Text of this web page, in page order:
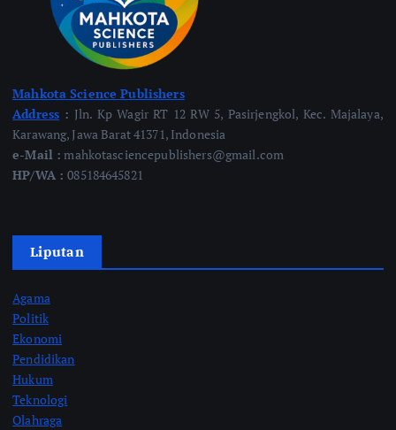
Mahkota Science Publishers
Address : Jln. Kp Wagir RT 12 RW 5, Pasirjengkol, Kec. Majalaya,
Karawang, Jawa Barat 41371, Indonesia
e-Mail : mahkotasciencepublishers@gmail.com
HP/WA :085184645821
Liputan
Agama
Politik
Ekonomi
Pendidikan
Hukum
Teknologi
Olahraga